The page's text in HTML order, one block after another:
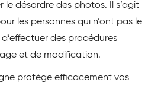
le désordre des photos. Il s’agit
les personnes qui n’ont pas le
des procédures
et de modification.
protège efficacement vos